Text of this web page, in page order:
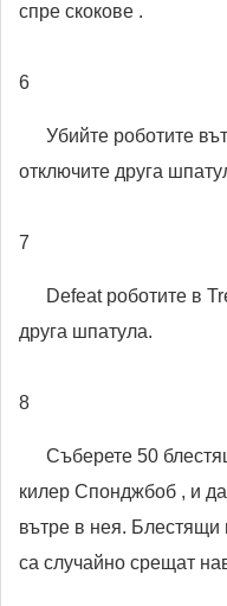
спре скокове .
6
Убийте роботите
отключите друга
7
Defeat роботите в
друга шпатула.
8
Съберете 50
килер Спонджбоб , и
вътре в нея. Блестящи
са случайно срещат